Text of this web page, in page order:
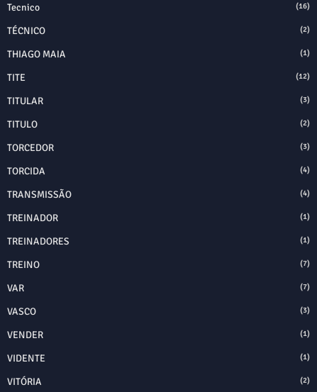
Tecnico (16)
TÉCNICO (2)
THIAGO MAIA (1)
TITE (12)
TITULAR (3)
TITULO (2)
TORCEDOR (3)
TORCIDA (4)
TRANSMISSÃO (4)
TREINADOR (1)
TREINADORES (1)
TREINO (7)
VAR (7)
VASCO (3)
VENDER (1)
VIDENTE (1)
VITÓRIA (2)